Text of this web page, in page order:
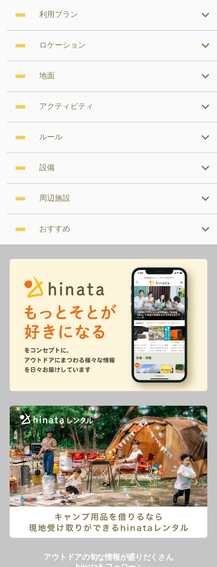
利用プラン
ロケーション
地面
アクティビティ
ルール
設備
周辺施設
おすすめ
アウトドアの旬な情報が盛りだくさん